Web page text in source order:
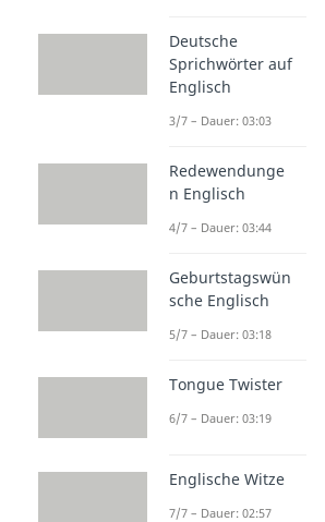
Deutsche
Sprichwörter auf
Englisch
3/7 – Dauer: 03:03
Redewendunge
n Englisch
4/7 – Dauer: 03:44
Geburtstagswün
sche Englisch
5/7 – Dauer: 03:18
Tongue Twister
6/7 – Dauer: 03:19
Englische Witze
7/7 – Dauer: 02:57